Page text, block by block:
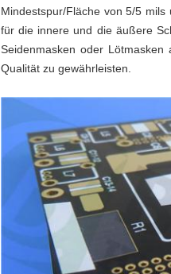
Mindestspur/Fläche von 5/5
für die innere und die äußere
Seidenmasken oder
Qualität zu gewährleisten.